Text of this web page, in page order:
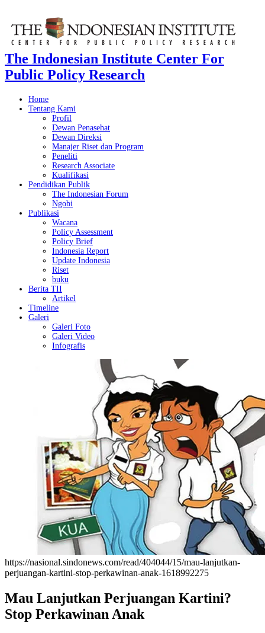
The Indonesian Institute Center For
Public Policy Research
Home
Tentang Kami
Profil
Dewan Penasehat
Dewan Direksi
Manajer Riset dan Program
Peneliti
Research Associate
Kualifikasi
Pendidikan Publik
The Indonesian Forum
Ngobi
Publikasi
Wacana
Policy Assessment
Policy Brief
Indonesia Report
Update Indonesia
Riset
buku
Berita TII
Artikel
Timeline
Galeri
Galeri Foto
Galeri Video
Infografis
https://nasional.sindonews.com/read/404044/15/mau-lanjutkan-
perjuangan-kartini-stop-perkawinan-anak-1618992275
Mau Lanjutkan Perjuangan Kartini?
Stop Perkawinan Anak